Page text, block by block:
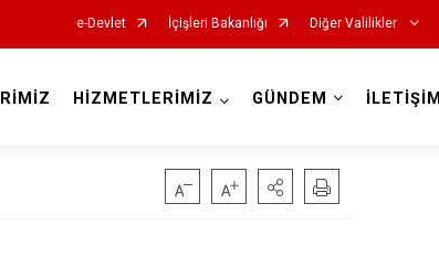
e-Devlet İçişleri Bakanlığı Diğer Valilikler
HİZMETLERİMİZ GÜNDEM İLETİŞİM